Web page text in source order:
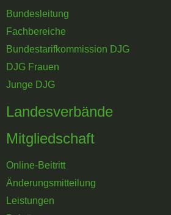
Bundesleitung
Fachbereiche
Bundestarifkommission DJG
DJG Frauen
Junge DJG
Landesverbände
Mitgliedschaft
Online-Beitritt
Änderungsmitteilung
Leistungen